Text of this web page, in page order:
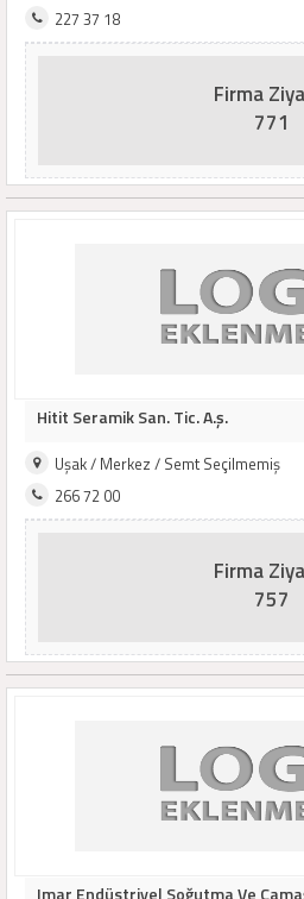
227 37 18
Firma
771
Hitit Seramik San. Tic. A.ş.
Uşak / Merkez / Semt Seçilmemiş
266 72 00
Firma
757
Imar Endüstriyel Soğutma Ve